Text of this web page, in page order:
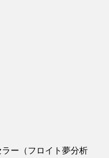
ラー（フロイト夢分析